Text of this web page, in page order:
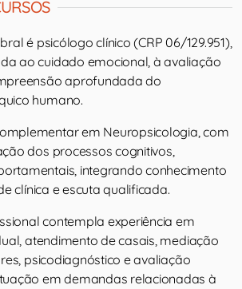
é psicólogo clínico (CRP 06/129.951),
ao cuidado emocional, à avaliação
aprofundada do
humano.
em Neuropsicologia, com
dos processos cognitivos,
integrando conhecimento
clínica e escuta qualificada.
contempla experiência em
atendimento de casais, mediação
psicodiagnóstico e avaliação
em demandas relacionadas à